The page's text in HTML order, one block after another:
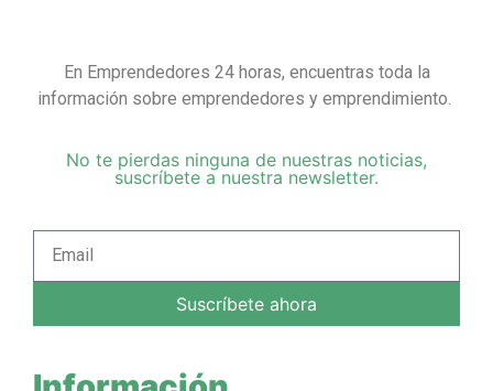
En Emprendedores 24 horas, encuentras toda la
información sobre emprendedores y emprendimiento.
No te pierdas ninguna de nuestras noticias,
suscríbete a nuestra newsletter.
Suscríbete ahora